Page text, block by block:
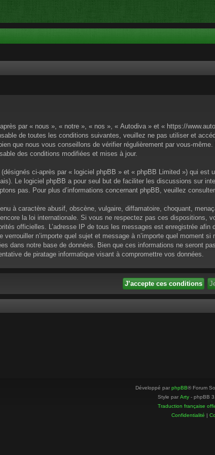
par « nous », « notre », « nos », « Autodiva » et « https://
de toutes les conditions suivantes, veuillez ne pas utiliser et
que nous vous conseillons de vérifier régulièrement par vous-
des conditions modifiées et mises à jour.
ci-après par « logiciel phpBB » et « phpBB Limited ») qui
Le logiciel phpBB a pour seul but de faciliter les discussions sur
pas. Pour plus d’informations concernant phpBB, veuillez consulter
à caractère abusif, obscène, vulgaire, diffamatoire, choquant,
la loi internationale. Si vous ne respectez pas ces
officielles. L’adresse IP de tous les messages est enregistrée
verrouiller n’importe quel sujet et message à n’importe quel
dans notre base de données. Bien que ces informations ne seront
de piratage informatique visant à compromettre vos données.
Développé par phpBB® Forum
Style par Arty - phpBB
Traduction française
Confidentialité |